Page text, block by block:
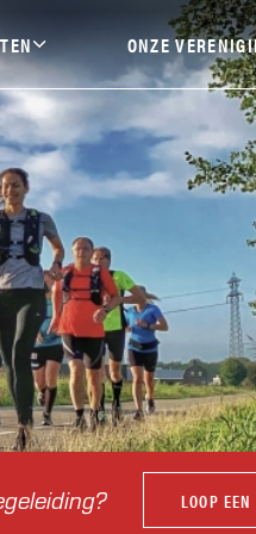
ONZE
Contact Over
Veilig sporten
Clubpas
Vrienden van
Publicaties
LOOP